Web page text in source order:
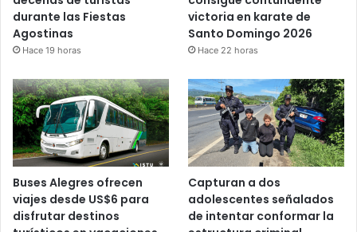
durante las Fiestas
Agostinas
Hace 19 horas
victoria en karate de
Santo Domingo 2026
Hace 22 horas
Buses Alegres ofrecen
viajes desde US$6 para
disfrutar destinos
Capturan a dos
adolescentes señalados
de intentar conformar la